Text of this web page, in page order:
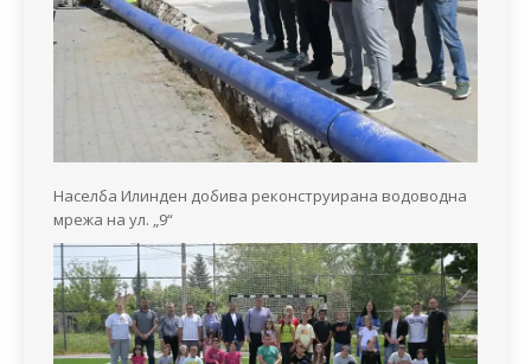
Населба Илинден добива реконструирана водоводна
мрежа на ул. „9“